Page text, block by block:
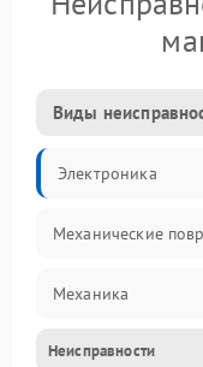
Виды
Электроника
Механические
Механика
Управление
Неисправности